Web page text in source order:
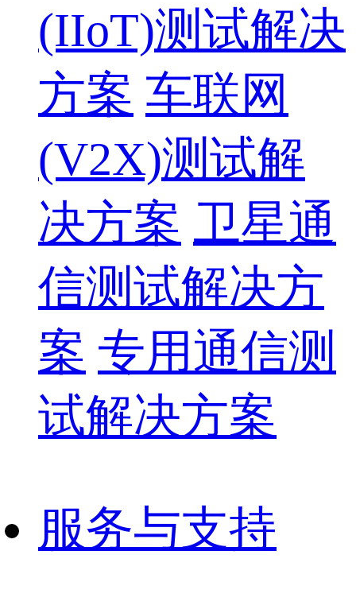
(IIoT)测试解决
方案 车联网
(V2X)测试解
决方案 卫星通
信测试解决方
案 专用通信测
试解决方案
服务与支持